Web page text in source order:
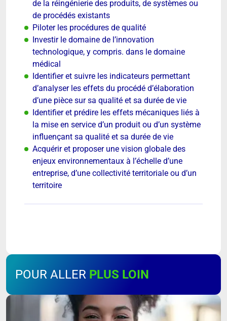
de la réingénierie des produits, de systèmes ou
de procédés existants
Piloter les procédures de qualité
Investir le domaine de l’innovation
technologique, y compris. dans le domaine
médical
Identifier et suivre les indicateurs permettant
d’analyser les effets du procédé d’élaboration
d’une pièce sur sa qualité et sa durée de vie
Identifier et prédire les effets mécaniques liés à
la mise en service d’un produit ou d’un système
influençant sa qualité et sa durée de vie
Acquérir et proposer une vision globale des
enjeux environnementaux à l’échelle d’une
entreprise, d’une collectivité territoriale ou d’un
territoire
POUR ALLER PLUS LOIN